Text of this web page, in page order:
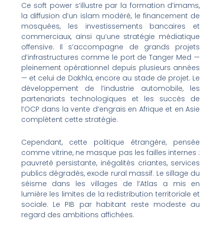
Ce soft power s’illustre par la formation d’imams,
la diffusion d’un islam modéré, le financement de
mosquées, les investissements bancaires et
commerciaux, ainsi qu’une stratégie médiatique
offensive. Il s’accompagne de grands projets
d’infrastructures comme le port de Tanger Med —
pleinement opérationnel depuis plusieurs années
— et celui de Dakhla, encore au stade de projet. Le
développement de l’industrie automobile, les
partenariats technologiques et les succès de
l’OCP dans la vente d’engrais en Afrique et en Asie
complètent cette stratégie.
Cependant, cette politique étrangère, pensée
comme vitrine, ne masque pas les failles internes :
pauvreté persistante, inégalités criantes, services
publics dégradés, exode rural massif. Le sillage du
séisme dans les villages de l’Atlas a mis en
lumière les limites de la redistribution territoriale et
sociale. Le PIB par habitant reste modeste au
regard des ambitions affichées.